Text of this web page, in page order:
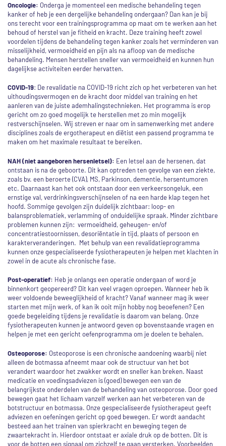
Oncologie: Onderga je momenteel een medische behandeling tegen
kanker of heb je een dergelijke behandeling ondergaan? Dan kan je bij
ons terecht voor een trainingsprogramma op maat om te werken aan het
behoud of herstel van je fitheid en kracht. Deze training heeft zowel
voordelen tijdens de behandeling tegen kanker zoals het verminderen van
misselijkheid, vermoeidheid en pijn als na afloop van de medische
behandeling. Mensen herstellen sneller van vermoeidheid en kunnen hun
dagelijkse activiteiten eerder hervatten.
COVID-19: De revalidatie na COVID-19 richt zich op het verbeteren van het
uithoudingsvermogen en de kracht door middel van training en het
aanleren van de juiste ademhalingstechnieken. Het programma is erop
gericht om zo goed mogelijk te herstellen met zo min mogelijk
restverschijnselen. Wij streven er naar om in samenwerking met andere
disciplines zoals de ergotherapeut en diëtist een passend programma te
maken om het maximale resultaat te bereiken.
NAH (niet aangeboren hersenletsel): Een letsel aan de hersenen, dat
ontstaan is na de geboorte. Dit kan optreden ten gevolge van een ziekte,
zoals bv. een beroerte (CVA), MS, Parkinson, dementie, hersentumoren
etc. Daarnaast kan het ook ontstaan door een verkeersongeluk, een
ernstige val, verdrinkingsverschijnselen of na een harde klap tegen het
hoofd. Sommige gevolgen zijn duidelijk zichtbaar: loop- en
balansproblematiek, verlamming of onduidelijke spraak. Minder zichtbare
problemen kunnen zijn: vermoeidheid, geheugen- en/of
concentratiestoornissen, desoriëntatie in tijd, plaats of persoon en
karakterveranderingen. Met behulp van een revalidatieprogramma
kunnen onze gespecialiseerde fysiotherapeuten je helpen met klachten in
zowel in de acute als chronische fase.
Post-operatief: Heb je onlangs een operatie ondergaan of word je
binnenkort geopereerd? Dit kan veel vragen oproepen. Wanneer heb ik
weer voldoende beweeglijkheid of kracht? Vanaf wanneer mag ik weer
starten met mijn werk, of kan ik ooit mijn hobby nog beoefenen? Een
goede begeleiding tijdens je revalidatie is daarom van belang. Onze
fysiotherapeuten kunnen je antwoord geven op bovenstaande vragen en
helpen je met een gericht oefenprogramma om je doelen te behalen.
Osteoporose: Osteoporose is een chronische aandoening waarbij niet
alleen de botmassa afneemt maar ook de structuur van het bot
verandert waardoor het zwakker wordt en sneller kan breken. Naast
medicatie en voedingsadviezen is (goed) bewegen een van de
belangrijkste onderdelen van de behandeling van osteoporose. Door goed
bewegen gaat het lichaam vanzelf werken aan het verbeteren van de
botstructuur en botmassa. Onze gespecialiseerde fysiotherapeut geeft
adviezen en oefeningen gericht op goed bewegen. Er wordt aandacht
besteed aan het trainen van spierkracht en beweging tegen de
zwaartekracht in. Hierdoor ontstaat er axiale druk op de botten. Dit is
voor de botten een signaal om zichzelf te gaan versterken. Voorbeelden